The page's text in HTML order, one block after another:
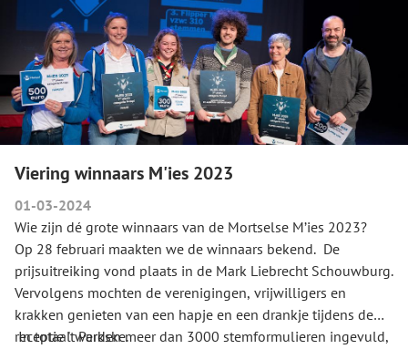
Viering winnaars M'ies 2023
01-03-2024
Wie zijn dé grote winnaars van de Mortselse M’ies 2023?
Op 28 februari maakten we de winnaars bekend. De
prijsuitreiking vond plaats in de Mark Liebrecht Schouwburg.
Vervolgens mochten de verenigingen, vrijwilligers en
krakken genieten van een hapje en een drankje tijdens de
receptie 't Parkske.
In totaal werden meer dan 3000 stemformulieren ingevuld,